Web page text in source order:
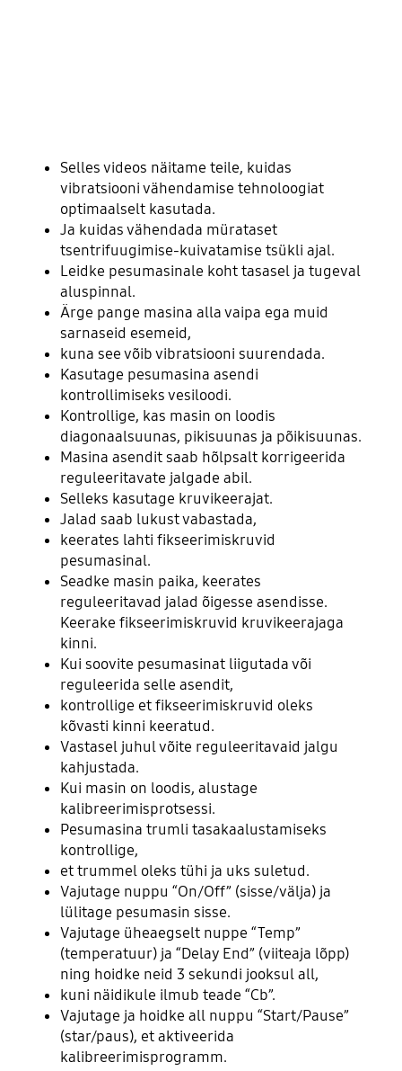
Selles videos näitame teile, kuidas
vibratsiooni vähendamise tehnoloogiat
optimaalselt kasutada.
Ja kuidas vähendada mürataset
tsentrifuugimise-kuivatamise tsükli ajal.
Leidke pesumasinale koht tasasel ja tugeval
aluspinnal.
Ärge pange masina alla vaipa ega muid
sarnaseid esemeid,
kuna see võib vibratsiooni suurendada.
Kasutage pesumasina asendi
kontrollimiseks vesiloodi.
Kontrollige, kas masin on loodis
diagonaalsuunas, pikisuunas ja põikisuunas.
Masina asendit saab hõlpsalt korrigeerida
reguleeritavate jalgade abil.
Selleks kasutage kruvikeerajat.
Jalad saab lukust vabastada,
keerates lahti fikseerimiskruvid
pesumasinal.
Seadke masin paika, keerates
reguleeritavad jalad õigesse asendisse.
Keerake fikseerimiskruvid kruvikeerajaga
kinni.
Kui soovite pesumasinat liigutada või
reguleerida selle asendit,
kontrollige et fikseerimiskruvid oleks
kõvasti kinni keeratud.
Vastasel juhul võite reguleeritavaid jalgu
kahjustada.
Kui masin on loodis, alustage
kalibreerimisprotsessi.
Pesumasina trumli tasakaalustamiseks
kontrollige,
et trummel oleks tühi ja uks suletud.
Vajutage nuppu “On/Off” (sisse/välja) ja
lülitage pesumasin sisse.
Vajutage üheaegselt nuppe “Temp”
(temperatuur) ja “Delay End” (viiteaja lõpp)
ning hoidke neid 3 sekundi jooksul all,
kuni näidikule ilmub teade “Cb”.
Vajutage ja hoidke all nuppu “Start/Pause”
(star/paus), et aktiveerida
kalibreerimisprogramm.